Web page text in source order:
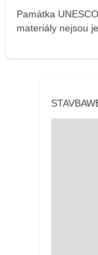
Památka
materiály nejsou